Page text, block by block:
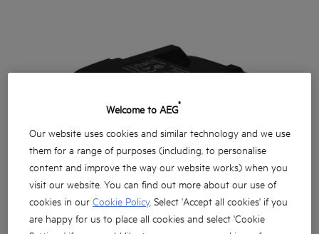
Welcome to AEG®
Our website uses cookies and similar technology and we use
them for a range of purposes (including, to personalise
content and improve the way our website works) when you
visit our website. You can find out more about our use of
cookies in ourCookie Policy. Select 'Accept all cookies' if you
are happy for us to place all cookies and select 'Cookie